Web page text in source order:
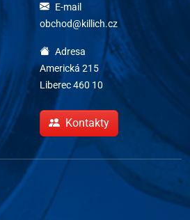
E-mail
obchod@killich.cz
Adresa
Americká 215
Liberec 460 10
Kontakty